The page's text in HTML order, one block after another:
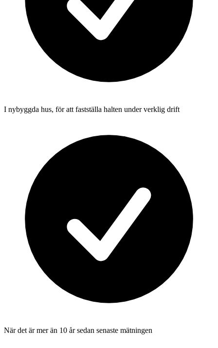
I nybyggda hus, för att fastställa halten under verklig drift
När det är mer än 10 år sedan senaste mätningen